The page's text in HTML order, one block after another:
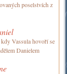
poselstvích z
Vassula hovoří se
Danielem